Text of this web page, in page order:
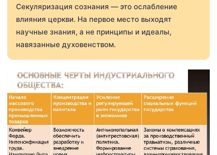
Секуляризация сознания — это ослабление
влияния церкви. На первое место выходят
научные знания, а не принципы и идеалы,
навязанные духовенством.